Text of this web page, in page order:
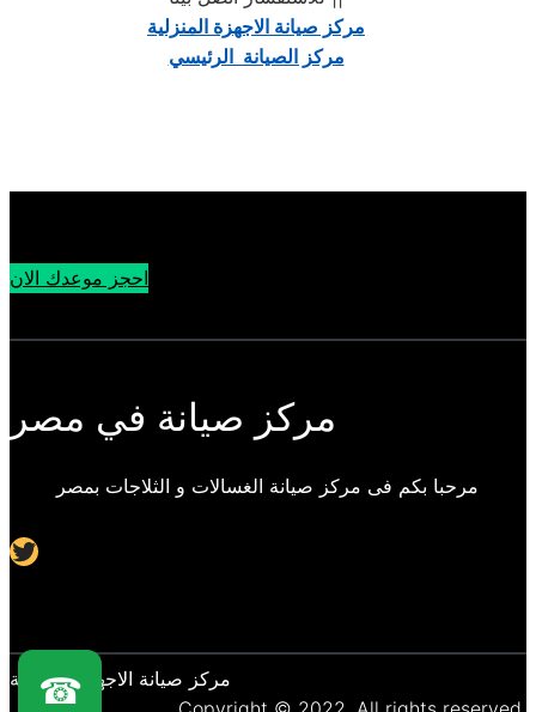
مركز صيانة الاجهزة المنزلية
مركز الصيانة الرئيسي
احجز موعدك الان
مركز صيانة في مصر
مرحبا بكم فى مركز صيانة الغسالات و الثلاجات بمصر
Twitter
مركز صيانة الاجهزة المنزلية
☎